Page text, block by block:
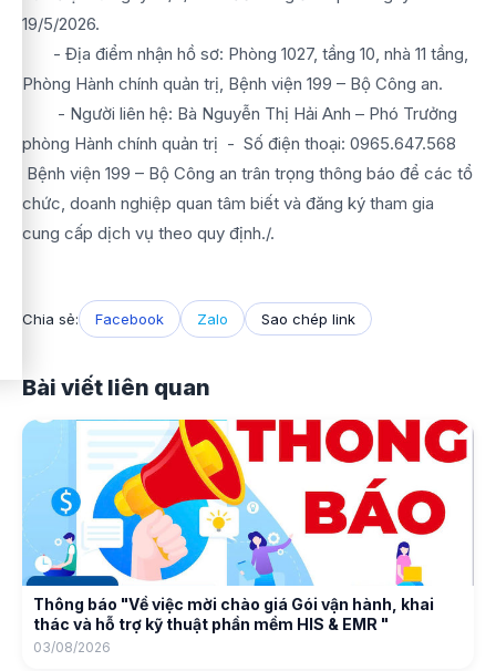
19/5/2026.
- Địa điểm nhận hồ sơ: Phòng 1027, tầng 10, nhà 11 tầng,
Phòng Hành chính quản trị, Bệnh viện 199 – Bộ Công an.
- Người liên hệ: Bà Nguyễn Thị Hải Anh – Phó Trưởng
phòng Hành chính quản trị - Số điện thoại: 0965.647.568
Bệnh viện 199 – Bộ Công an trân trọng thông báo để các tổ
chức, doanh nghiệp quan tâm biết và đăng ký tham gia
cung cấp dịch vụ theo quy định./.
Chia sẻ: Facebook Zalo Sao chép link
Bài viết liên quan
Thông báo "Về việc mời chào giá Gói vận hành, khai
thác và hỗ trợ kỹ thuật phần mềm HIS & EMR "
03/08/2026